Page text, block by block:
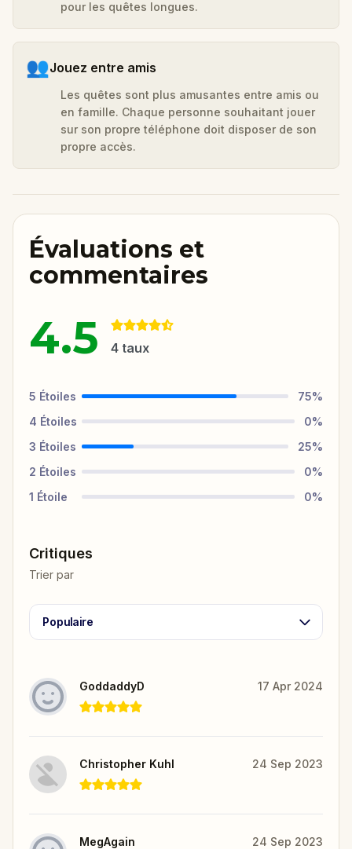
pour les quêtes longues.
👥Jouez entre amis
Les quêtes sont plus amusantes entre amis ou
en famille. Chaque personne souhaitant jouer
sur son propre téléphone doit disposer de son
propre accès.
Évaluations et
commentaires
4.5 4 taux
5 Étoiles 75%
4 Étoiles 0%
3 Étoiles 25%
2 Étoiles 0%
1 Étoile 0%
Critiques
Trier par
Populaire
GoddaddyD 17 Apr 2024
Christopher Kuhl 24 Sep 2023
MegAgain 24 Sep 2023